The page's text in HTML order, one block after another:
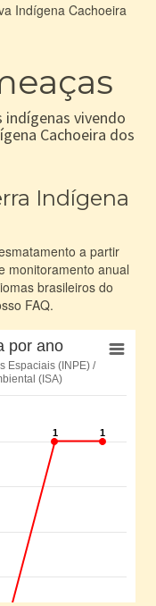
Indígena Cachoeira
indígenas vivendo
Cachoeira dos
Indígena
a partir
monitoramento anual
brasileiros do
FAQ.